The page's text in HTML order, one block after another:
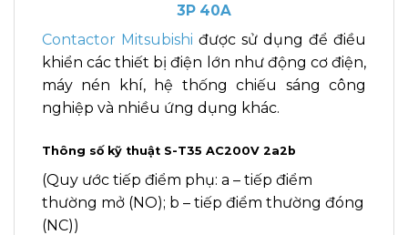
3P 40A
Contactor Mitsubishi được sử dụng để điều
khiển các thiết bị điện lớn như động cơ điện,
máy nén khí, hệ thống chiếu sáng công
nghiệp và nhiều ứng dụng khác.
Thông số kỹ thuật S-T35 AC200V 2a2b
(Quy ước tiếp điểm phụ: a – tiếp điểm
thường mở (NO); b – tiếp điểm thường đóng
(NC))